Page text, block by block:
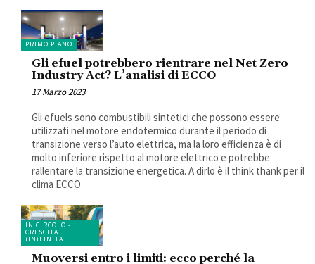
PRIMO PIANO
Gli efuel potrebbero rientrare nel Net Zero
Industry Act? L’analisi di ECCO
17 Marzo 2023
Gli efuels sono combustibili sintetici che possono essere
utilizzati nel motore endotermico durante il periodo di
transizione verso l’auto elettrica, ma la loro efficienza è di
molto inferiore rispetto al motore elettrico e potrebbe
rallentare la transizione energetica. A dirlo è il think thank per il
clima ECCO
IN CIRCOLO -
CRESCITA
(IN)FINITA
Muoversi entro i limiti: ecco perché la